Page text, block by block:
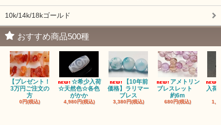
10k/14k/18kゴールド
おすすめ商品500種
【プレゼント！
3万円ご注文の
方
0円(税込)
☆希少入荷
☆天然色☆各色
がかか
4,980円(税込)
【10年前
価格】ラリマー
ブレス
3,380円(税込)
アメトリン
ブレスレット
約6m
680円(税込)
入荷